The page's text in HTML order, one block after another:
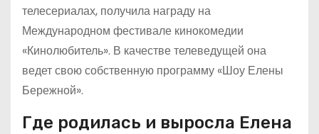
телесериалах, получила награду на
Международном фестивале кинокомедии
«Кинолюбитель». В качестве телеведущей она
ведет свою собственную программу «Шоу Елены
Бережной».
Где родилась и выросла Елена